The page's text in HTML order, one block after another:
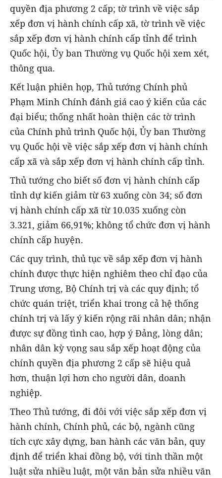
quyền địa phương 2 cấp; tờ trình về việc sắp
xếp đơn vị hành chính cấp xã, tờ trình về việc
sắp xếp đơn vị hành chính cấp tỉnh để trình
Quốc hội, Ủy ban Thường vụ Quốc hội xem xét,
thông qua.
Kết luận phiên họp, Thủ tướng Chính phủ
Phạm Minh Chính đánh giá cao ý kiến của các
đại biểu; thống nhất hoàn thiện các tờ trình
của Chính phủ trình Quốc hội, Ủy ban Thường
vụ Quốc hội về việc sắp xếp đơn vị hành chính
cấp xã và sắp xếp đơn vị hành chính cấp tỉnh.
Thủ tướng cho biết số đơn vị hành chính cấp
tỉnh dự kiến giảm từ 63 xuống còn 34; số đơn
vị hành chính cấp xã từ 10.035 xuống còn
3.321, giảm 66,91%; không tổ chức đơn vị hành
chính cấp huyện.
Các quy trình, thủ tục về sắp xếp đơn vị hành
chính được thực hiện nghiêm theo chỉ đạo của
Trung ương, Bộ Chính trị và các quy định; tổ
chức quán triệt, triển khai trong cả hệ thống
chính trị và lấy ý kiến rộng rãi nhân dân; nhận
được sự đồng tình cao, hợp ý Đảng, lòng dân;
nhân dân kỳ vọng sau sắp xếp hoạt động của
chính quyền địa phương 2 cấp sẽ hiệu quả
hơn, thuận lợi hơn cho người dân, doanh
nghiệp.
Theo Thủ tướng, đi đôi với việc sắp xếp đơn vị
hành chính, Chính phủ, các bộ, ngành cũng
tích cực xây dựng, ban hành các văn bản, quy
định để triển khai đồng bộ, với tinh thần một
luật sửa nhiều luật, một văn bản sửa nhiều văn